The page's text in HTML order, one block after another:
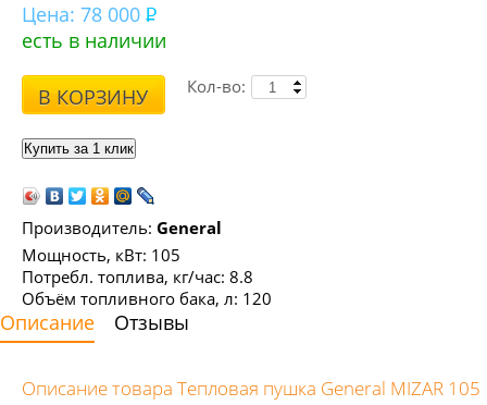
Цена: 78 000
есть в наличии
В КОРЗИНУ Кол-во:
Производитель: General
Мощность, кВт: 105
Потребл. топлива, кг/час: 8.8
Объём топливного бака, л: 120
Описание Отзывы
Описание товара Тепловая пушка General MIZAR 105